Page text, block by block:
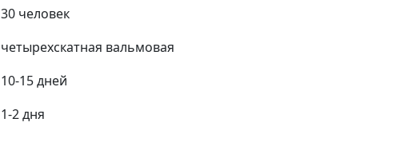
30 человек
четырехскатная вальмовая
10-15 дней
1-2 дня